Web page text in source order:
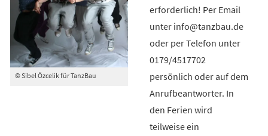
© Sibel Özcelik für TanzBau
erforderlich! Per Email
unter info@tanzbau.de
oder per Telefon unter
0179/4517702
persönlich oder auf dem
Anrufbeantworter. In
den Ferien wird
teilweise ein